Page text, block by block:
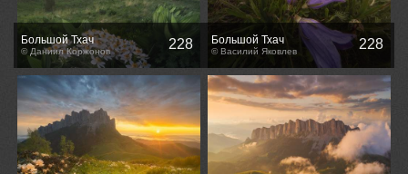
Большой Тхач
© Даниил Коржонов 228 Большой Тхач
© Василий Яковлев 228